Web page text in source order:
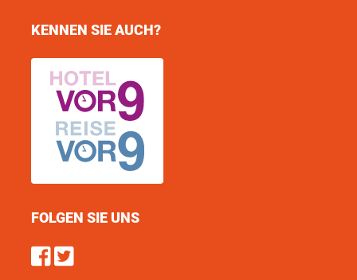
KENNEN SIE AUCH?
FOLGEN SIE UNS
Find us on Facebook
Follow us on Twitter